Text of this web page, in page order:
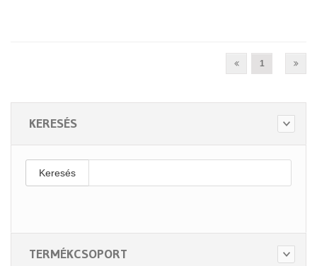
1
KERESÉS
Keresés
TERMÉKCSOPORT